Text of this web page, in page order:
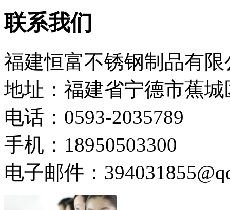
联系我们
福建恒富不锈钢制品有限
地址：福建省宁德市蕉城
电话：0593-2035789
手机：18950503300
电子邮件：